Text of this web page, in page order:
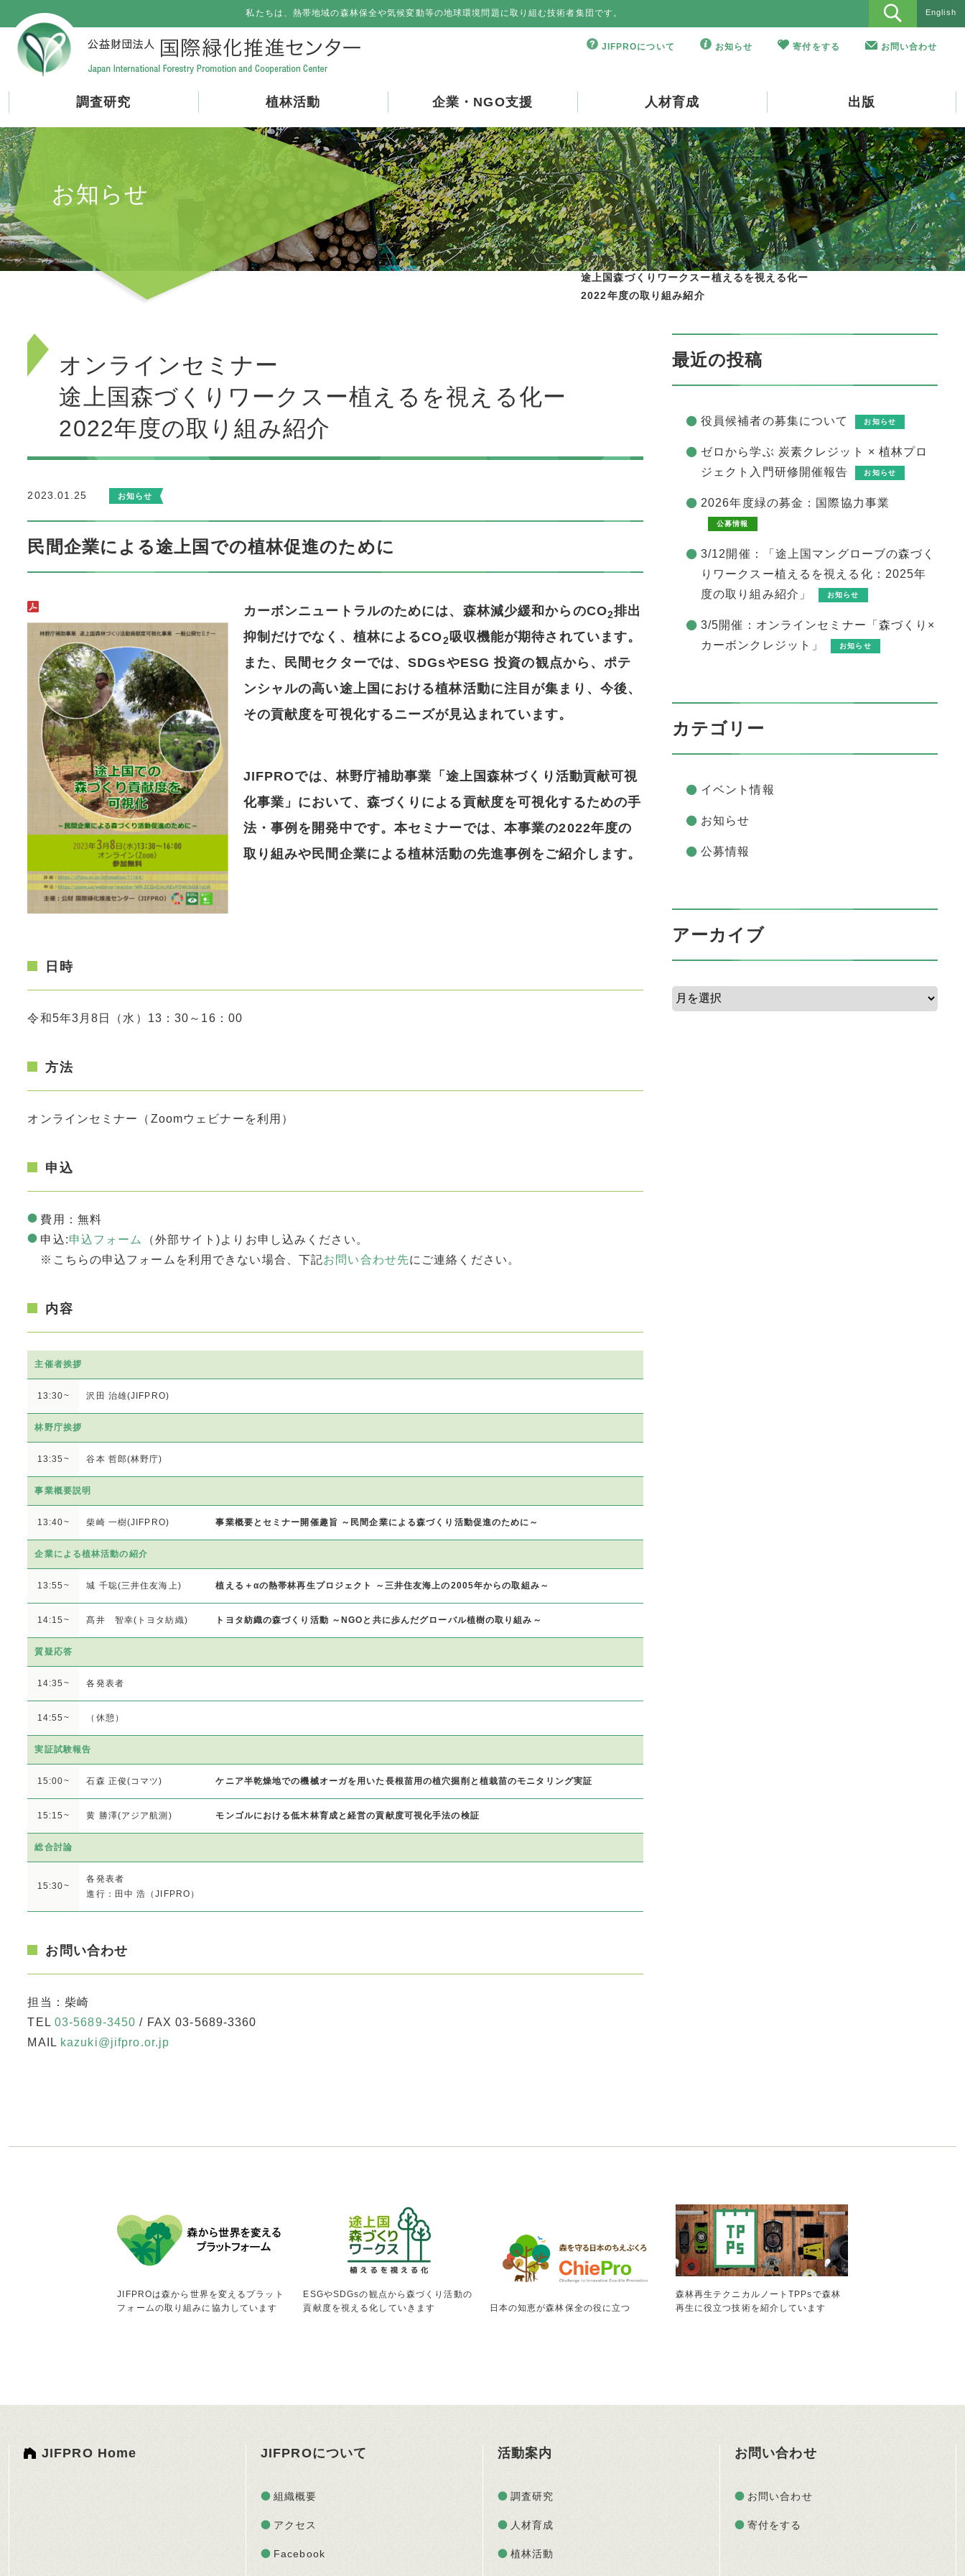
私たちは、熱帯地域の森林保全や気候変動等の地球環境問題に取り組む技術者集団です。 English
JIFPROについて お知らせ 寄付をする お問い合わせ
調査研究 植林活動 企業・NGO支援 人材育成 出版
お知らせ
HOME > お知らせ・イベント > お知らせ >
オンラインセミナー
途上国森づくりワークスー植えるを視える化ー
2022年度の取り組み紹介
オンラインセミナー
途上国森づくりワークスー植えるを視える化ー
2022年度の取り組み紹介
2023.01.25 お知らせ
民間企業による途上国での植林促進のために
カーボンニュートラルのためには、森林減少緩和からのCO2排出
抑制だけでなく、植林によるCO2吸収機能が期待されています。
また、民間セクターでは、SDGsやESG 投資の観点から、ポテ
ンシャルの高い途上国における植林活動に注目が集まり、今後、
その貢献度を可視化するニーズが見込まれています。
JIFPROでは、林野庁補助事業「途上国森林づくり活動貢献可視
化事業」において、森づくりによる貢献度を可視化するための手
法・事例を開発中です。本セミナーでは、本事業の2022年度の
取り組みや民間企業による植林活動の先進事例をご紹介します。
日時
令和5年3月8日（水）13：30～16：00
方法
オンラインセミナー（Zoomウェビナーを利用）
申込
費用：無料
申込:申込フォーム
（外部サイト)よりお申し込みください。
※こちらの申込フォームを利用できない場合、下記お問い合わせ先にご連絡ください。
内容
主催者挨拶
13:30~ 沢田 治雄(JIFPRO)
林野庁挨拶
13:35~ 谷本 哲郎(林野庁)
事業概要説明
13:40~ 柴崎 一樹(JIFPRO) 事業概要とセミナー開催趣旨 ～民間企業による森づくり活動促進のために～
企業による植林活動の紹介
13:55~ 城 千聡(三井住友海上) 植える＋αの熱帯林再生プロジェクト ～三井住友海上の2005年からの取組み～
14:15~ 髙井 智幸(トヨタ紡織) トヨタ紡織の森づくり活動 ～NGOと共に歩んだグローバル植樹の取り組み～
質疑応答
14:35~ 各発表者
14:55~ （休憩）
実証試験報告
15:00~ 石森 正俊(コマツ) ケニア半乾燥地での機械オーガを用いた長根苗用の植穴掘削と植栽苗のモニタリング実証
15:15~ 黄 勝澤(アジア航測) モンゴルにおける低木林育成と経営の貢献度可視化手法の検証
総合討論
15:30~
各発表者
進行：田中 浩（JIFPRO）
お問い合わせ
担当：柴崎
TEL 03-5689-3450 / FAX 03-5689-3360
MAIL kazuki@jifpro.or.jp
最近の投稿
役員候補者の募集について お知らせ
ゼロから学ぶ 炭素クレジット × 植林プロ
ジェクト入門研修開催報告
お知らせ
2026年度緑の募金：国際協力事業
公募情報
3/12開催：「途上国マングローブの森づく
りワークスー植えるを視える化：2025年
度の取り組み紹介」
お知らせ
3/5開催：オンラインセミナー「森づくり×
カーボンクレジット」
お知らせ
カテゴリー
イベント情報
お知らせ
公募情報
アーカイブ
JIFPROは森から世界を変えるプラット
フォームの取り組みに協力しています
ESGやSDGsの観点から森づくり活動の
貢献度を視える化していきます
日本の知恵が森林保全の役に立つ
森林再生テクニカルノートTPPsで森林
再生に役立つ技術を紹介しています
JIFPRO Home JIFPROについて
組織概要
アクセス
Facebook
活動案内
調査研究
人材育成
植林活動
お問い合わせ
お問い合わせ
寄付をする